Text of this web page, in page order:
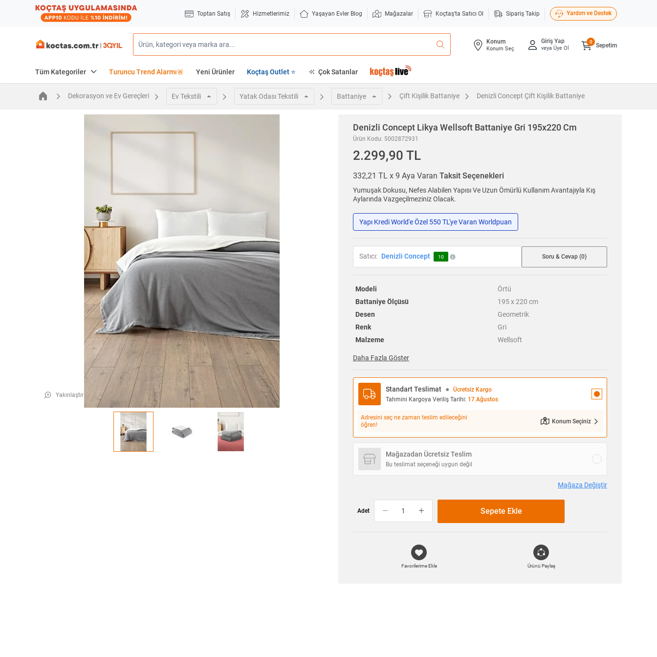
Toptan Satış Hizmetlerimiz Yaşayan Evler Blog Mağazalar Koçtaş'ta Satıcı Ol Sipariş Takip Yardım ve Destek
Konum
Konum Seç
Giriş Yap
veya Üye Ol Sepetim
0
Tüm Kategoriler Turuncu Trend Alarmı🚨 Yeni Ürünler Koçtaş Outlet ⭐ Çok Satanlar
Dekorasyon ve Ev Gereçleri Ev Tekstili Yatak Odası Tekstili Battaniye Çift Kişilik Battaniye Denizli Concept Çift Kişilik Battaniye
Yakınlaştır
Denizli Concept Likya Wellsoft Battaniye Gri 195x220 Cm
Ürün Kodu: 5002872931
2.299,90 TL
332,21 TL x 9 Aya Varan Taksit Seçenekleri
Yumuşak Dokusu, Nefes Alabilen Yapısı Ve Uzun Ömürlü Kullanım Avantajıyla Kış
Aylarında Vazgeçilmeziniz Olacak.
Yapı Kredi World'e Özel 550 TL'ye Varan Worldpuan
Satıcı: Denizli Concept 10 Soru & Cevap (0)
Modeli
Örtü
Battaniye Ölçüsü
195 x 220 cm
Desen
Geometrik
Renk
Gri
Malzeme
Wellsoft
Daha Fazla Göster
Standart Teslimat ●
Ücretsiz Kargo
Tahmini Kargoya Veriliş Tarihi: 17 Ağustos
Adresini seç ne zaman teslim edileceğini
öğren!
Konum Seçiniz
Mağazadan Ücretsiz Teslim
Bu teslimat seçeneği uygun değil
Mağaza Değiştir
Adet Sepete Ekle
Favorilerime Ekle Ürünü Paylaş